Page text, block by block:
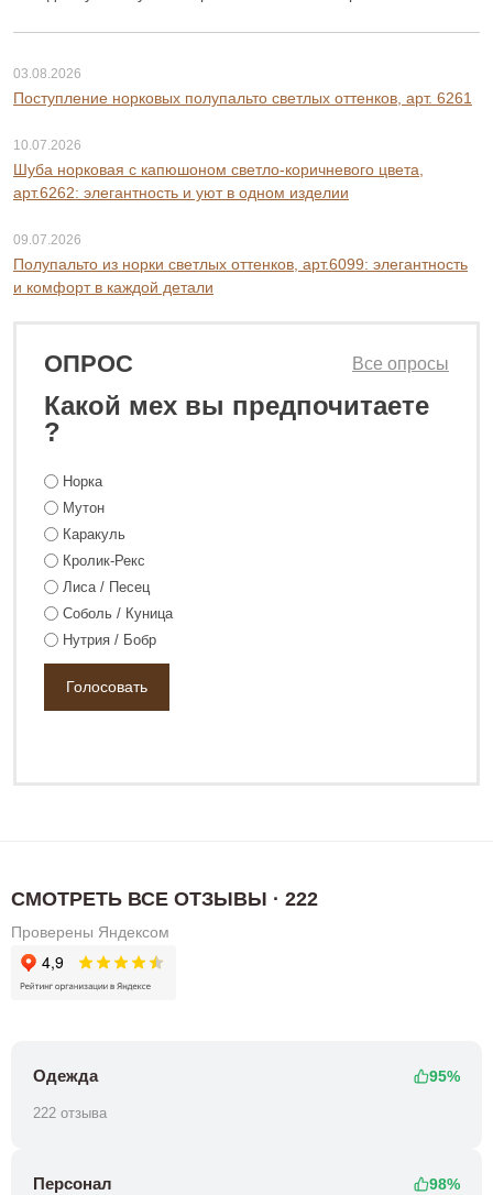
44 800 ₽
03.08.2026
Поступление норковых полупальто светлых оттенков, арт. 6261
10.07.2026
Шуба норковая с капюшоном светло-коричневого цвета,
арт.6262: элегантность и уют в одном изделии
09.07.2026
Полупальто из норки светлых оттенков, арт.6099: элегантность
и комфорт в каждой детали
ОПРОС
Какой мех вы предпочитаете
?
Все опросы
Норка
Мутон
Каракуль
Кролик-Рекс
Лиса / Песец
Соболь / Куница
Нутрия / Бобр
СМОТРЕТЬ ВСЕ ОТЗЫВЫ · 222
Проверены Яндексом
Одежда 95%
222 отзыва
Персонал 98%